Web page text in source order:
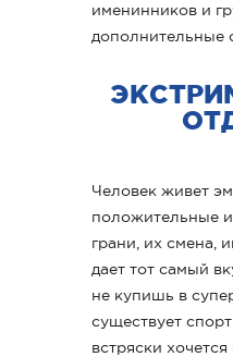
именинников и
дополнительные
Человек живет
положительные
грани, их смена,
дает тот самый
не купишь в
существует
встряски